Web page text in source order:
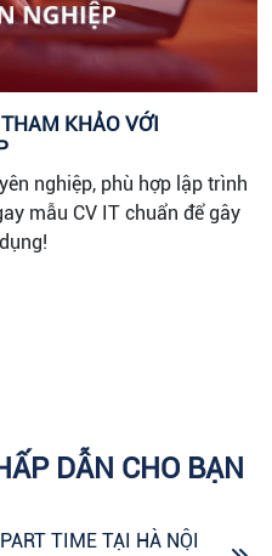
KHẢO VỚI
nghiệp, phù hợp lập trình
mẫu CV IT chuẩn để gây
DẪN CHO BẠN
TIME TẠI HÀ NỘI